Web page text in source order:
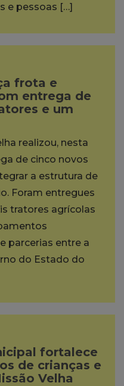
e pessoas […]
frota e
entrega de
e um
realizou, nesta
de cinco novos
a estrutura de
Foram entregues
tratores agrícolas
parcerias entre a
do Estado do
fortalece
de crianças e
Velha